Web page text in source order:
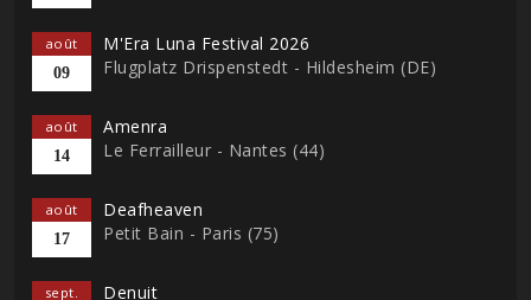
août
09
M'Era Luna Festival 2026
Flugplatz Drispenstedt - Hildesheim (DE)
août
14
Amenra
Le Ferrailleur - Nantes (44)
août
17
Deafheaven
Petit Bain - Paris (75)
sept.
Denuit